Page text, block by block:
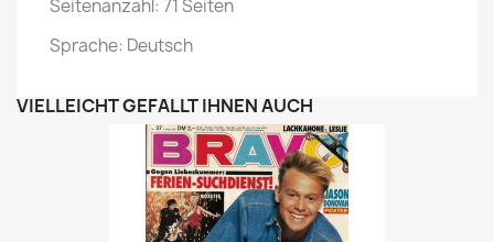
Seitenanzahl: 71 Seiten
Sprache: Deutsch
VIELLEICHT GEFÄLLT IHNEN AUCH